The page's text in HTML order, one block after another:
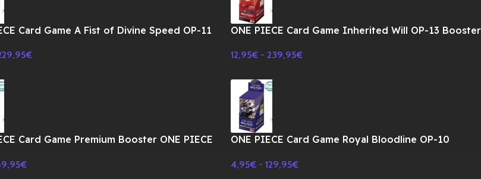
Card Game A Fist of Divine Speed OP-11
€
ONE PIECE Card Game Inherited Will OP-13 Booster
12,95€ - 239,95€
Card Game Premium Booster ONE PIECE
€
ONE PIECE Card Game Royal Bloodline OP-10
4,95€ - 129,95€